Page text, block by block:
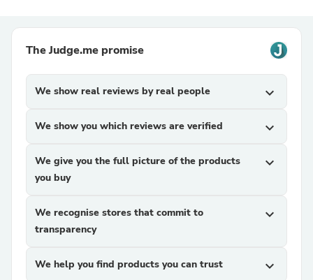
The Judge.me promise
We show real reviews by real people expand_more
We show you which reviews are verified expand_more
We give you the full picture of the products
you buy
expand_more
We recognise stores that commit to
transparency
expand_more
We help you find products you can trust expand_more